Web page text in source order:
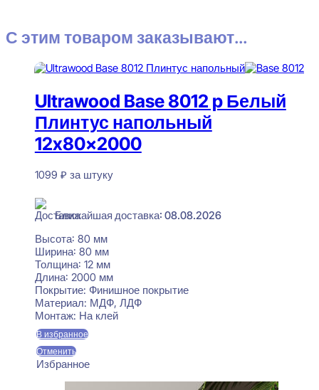
С этим товаром заказывают...
Ultrawood Base 8012 p Белый
Плинтус напольный
12x80x2000
1099 ₽ за штуку
Ближайшая доставка: 08.08.2026
Высота: 80 мм
Ширина: 80 мм
Толщина: 12 мм
Длина: 2000 мм
Покрытие: Финишное покрытие
Материал: МДФ, ЛДФ
Монтаж: На клей
В избранное
Отменить
Избранное